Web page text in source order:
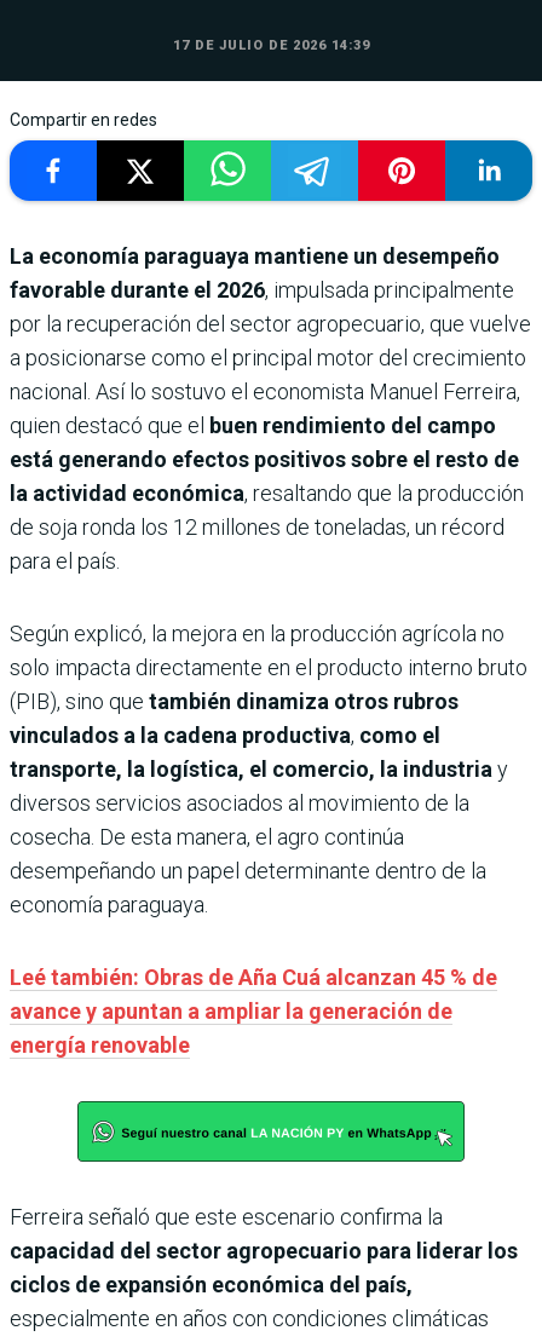
17 DE JULIO DE 2026 14:39
Compartir en redes
La economía paraguaya mantiene un desempeño
favorable durante el 2026, impulsada principalmente
por la recuperación del sector agropecuario, que vuelve
a posicionarse como el principal motor del crecimiento
nacional. Así lo sostuvo el economista Manuel Ferreira,
quien destacó que el buen rendimiento del campo
está generando efectos positivos sobre el resto de
la actividad económica, resaltando que la producción
de soja ronda los 12 millones de toneladas, un récord
para el país.
Según explicó, la mejora en la producción agrícola no
solo impacta directamente en el producto interno bruto
(PIB), sino que también dinamiza otros rubros
vinculados a la cadena productiva, como el
transporte, la logística, el comercio, la industria y
diversos servicios asociados al movimiento de la
cosecha. De esta manera, el agro continúa
desempeñando un papel determinante dentro de la
economía paraguaya.
Leé también: Obras de Aña Cuá alcanzan 45 % de
avance y apuntan a ampliar la generación de
energía renovable
Ferreira señaló que este escenario confirma la
capacidad del sector agropecuario para liderar los
ciclos de expansión económica del país,
especialmente en años con condiciones climáticas